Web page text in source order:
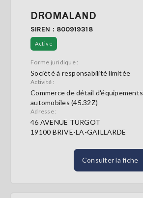
DROMALAND
SIREN : 800919318
Active
Forme juridique :
Société à responsabilité limitée
Activité :
Commerce de détail d'équipements
automobiles (45.32Z)
Adresse :
46 AVENUE TURGOT
19100 BRIVE-LA-GAILLARDE
Consulter la fiche